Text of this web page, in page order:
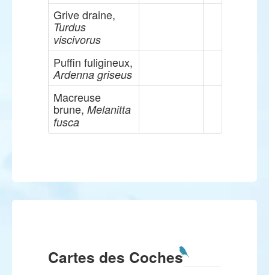
Grive draine,
Turdus
viscivorus
Puffin fuligineux,
Ardenna griseus
Macreuse
brune, Melanitta
fusca
Cartes des Coches